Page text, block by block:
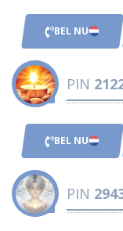
BEL NU
PIN
BEL NU
PIN